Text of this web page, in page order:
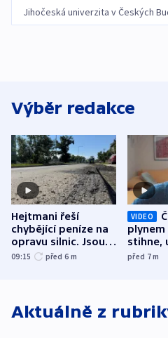
Jihočeská univerzita v Českých
Výběr redakce
Hejtmani řeší
chybějící peníze na
opravu silnic. Jsou
nenárokové, namítá
09:15 před 6 m
VIDEO
stihne,
expert.
před 7m
Aktuálně z